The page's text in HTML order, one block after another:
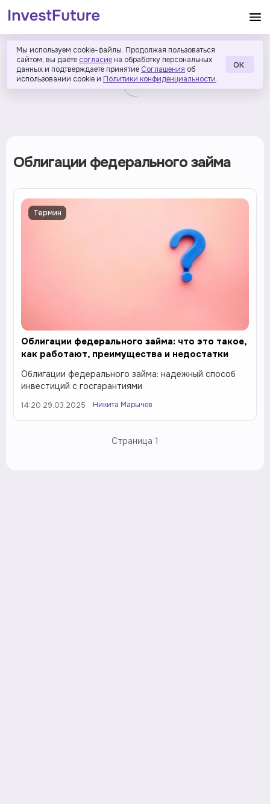
Мы используем cookie-файлы. Продолжая пользоваться
сайтом, вы даёте согласие на обработку персональных
данных и подтверждаете принятие Соглашения об
использовании cookie и Политики конфиденциальности.
ОК
Облигации федерального займа
Термин
Облигации федерального займа: что это такое,
как работают, преимущества и недостатки
Облигации федерального займа: надежный способ
инвестиций с госгарантиями
14:20 29.03.2025 Никита Марычев
Страница 1